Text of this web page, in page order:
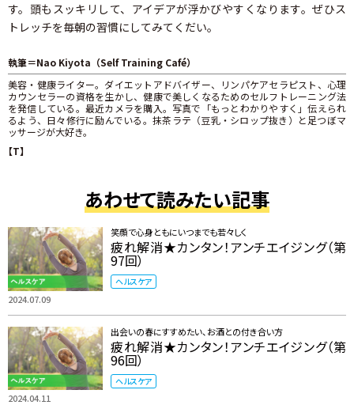
す。頭もスッキリして、アイデアが浮かびやすくなります。ぜひス
トレッチを毎朝の習慣にしてみてくだい。
執筆＝Nao Kiyota（Self Training Café）
美容・健康ライター。ダイエットアドバイザー、リンパケアセラピスト、心理
カウンセラーの資格を生かし、健康で美しくなるためのセルフトレーニング法
を発信している。最近カメラを購入。写真で「もっとわかりやすく」伝えられ
るよう、日々修行に励んでいる。抹茶ラテ（豆乳・シロップ抜き）と足つぼマ
ッサージが大好き。
【T】
あわせて読みたい記事
2024.07.09
笑顔で心身ともにいつまでも若々しく
疲れ解消★カンタン！アンチエイジング（第
97回）
ヘルスケア
2024.04.11
出会いの春にすすめたい、お酒との付き合い方
疲れ解消★カンタン！アンチエイジング（第
96回）
ヘルスケア